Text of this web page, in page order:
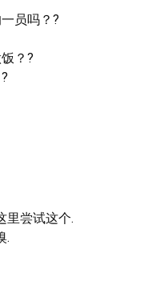
员吗？?
？?
里尝试这个.
.